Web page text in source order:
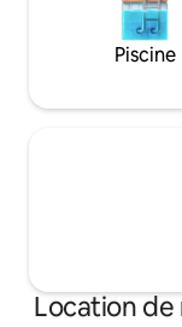
Piscine
Location de